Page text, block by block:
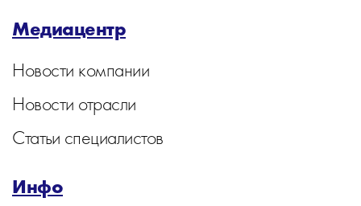
Медиацентр
Новости компании
Новости отрасли
Статьи специалистов
Инфо